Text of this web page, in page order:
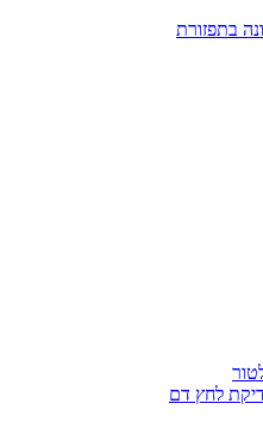
בתפזורת
לחץ דם